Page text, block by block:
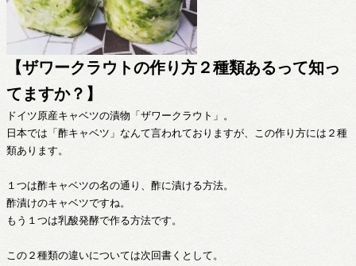
【ザワークラウトの作り方２種類あるって知っ
てますか？】
ドイツ原産キャベツの漬物「ザワークラウト」。
日本では「酢キャベツ」なんて言われておりますが、この作り方には２種
類あります。
１つは酢キャベツの名の通り、酢に漬ける方法。
酢漬けのキャベツですね。
もう１つは乳酸発酵で作る方法です。
この２種類の違いについては次回書くとして。